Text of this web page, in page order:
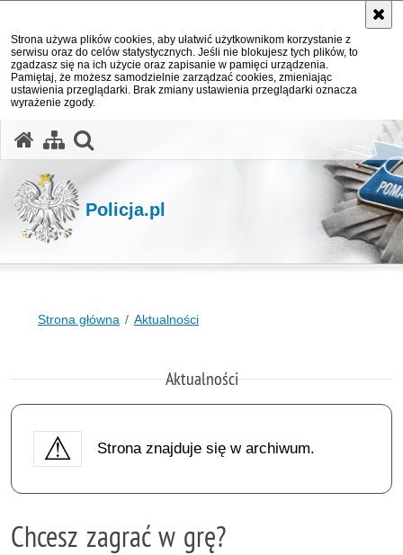
Strona używa plików cookies, aby ułatwić użytkownikom korzystanie z
serwisu oraz do celów statystycznych. Jeśli nie blokujesz tych plików, to
zgadzasz się na ich użycie oraz zapisanie w pamięci urządzenia.
Pamiętaj, że możesz samodzielnie zarządzać cookies, zmieniając
ustawienia przeglądarki. Brak zmiany ustawienia przeglądarki oznacza
wyrażenie zgody.
Policja.pl
Strona główna Aktualności
Aktualności
Strona znajduje się w archiwum.
Chcesz zagrać w grę?